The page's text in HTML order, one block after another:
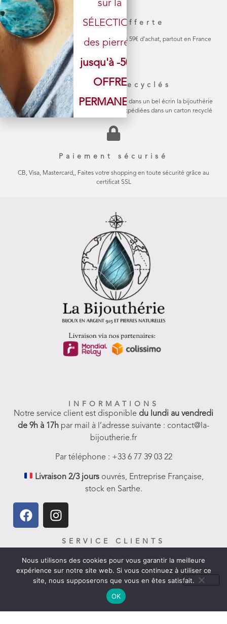
Livraison offerte
La livraison de votre colis est gratuite dès 59€ d’achat, partout en France
Emballage recyclés
Chaque bijou est soigneusement emballé dans un bel écrin la bijouthérie
en carton naturel Les commandes sont expédiées dans un carton recyclé
Paiement sécurisé
CB, Visa, Mastercard,, Faites votre shopping en toute sécurité grâce au
certificat SSL
INFORMATIONS
Notre service client est disponible du lundi au vendredi
de 9h à 17h par mail à l’adresse suivante : contact@la-
bijoutherie.fr
Par téléphone : +33 6 77 39 03 22
Livraison 2/3 joursouvrés, Entreprise Française,
stock en Sarthe.
SERVICE CLIENTS
Livraison
Nous contacter
Nous utilisons des cookies pour vous garantir la meilleure
expérience sur notre site web. Si vous continuez à utiliser ce
site, nous supposerons que vous en êtes satisfait.
OK
sur la
SÉLECTION
des pierres.
jusqu'à -50%
OFFRE
PERMANENTE